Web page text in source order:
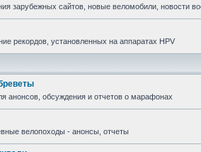
зарубежных сайтов, новые веломобили, новости
рекордов, установленных на аппаратах HPV
анонсов, обсуждения и отчетов о марафонах
велопоходы - анонсы, отчеты